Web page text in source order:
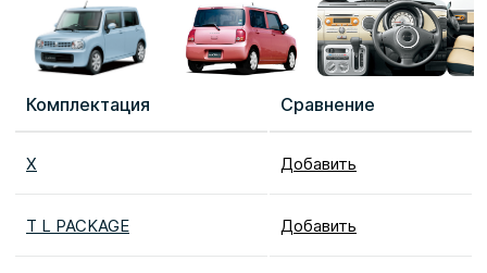
Комплектация Сравнение
X Добавить
T L PACKAGE Добавить